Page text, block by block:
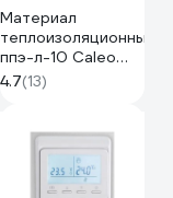
Материал
теплоизоляционный
ппэ-л-10 Caleo
УП-00000027
4.7(13)